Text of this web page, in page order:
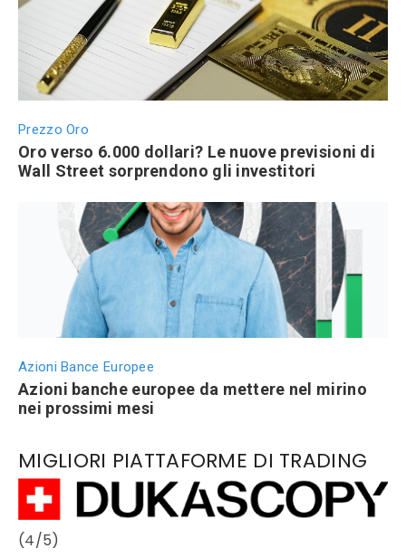
Prezzo Oro
Oro verso 6.000 dollari? Le nuove previsioni di
Wall Street sorprendono gli investitori
Azioni Bance Europee
Azioni banche europee da mettere nel mirino
nei prossimi mesi
MIGLIORI PIATTAFORME DI TRADING
(4/5)